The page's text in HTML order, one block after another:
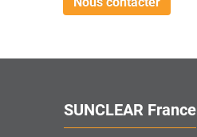
SUNCLEAR France